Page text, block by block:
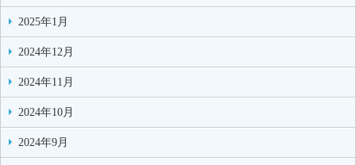
2025年1月
2024年12月
2024年11月
2024年10月
2024年9月